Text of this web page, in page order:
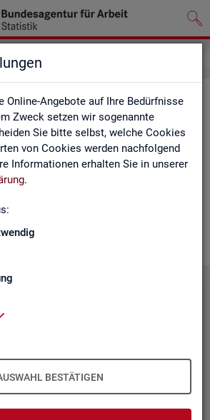
Online-Angebote auf Ihre Bedürfnisse
Zweck setzen wir sogenannte
Sie bitte selbst, welche Cookies
von Cookies werden nachfolgend
Informationen erhalten Sie in unserer
.
BESTÄTIGEN
nach Re­gio­nen
fin­den Sie Land­kar­ten und Ta­bel­len
Eck­wer­ten zum Ar­beits- und
die Land­kar­ten ge­lan­gen Sie zu den
für die von Ihnen ge­wünsch­te Re­gi­on.
zu den re­gio­na­len Glie­de­run­gen zu­sam­
Län­der und Krei­se